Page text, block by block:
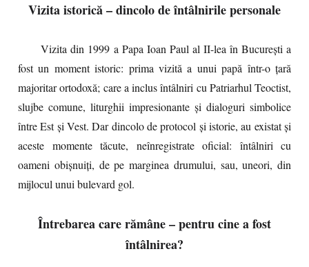
Vizita istorică – dincolo de întâlnirile personale
Vizita din 1999 a Papa Ioan Paul al II-lea în București a
fost un moment istoric: prima vizită a unui papă într-o țară
majoritar ortodoxă; care a inclus întâlniri cu Patriarhul Teoctist,
slujbe comune, liturghii impresionante și dialoguri simbolice
între Est și Vest. Dar dincolo de protocol și istorie, au existat și
aceste momente tăcute, neînregistrate oficial: întâlniri cu
oameni obișnuiți, de pe marginea drumului, sau, uneori, din
mijlocul unui bulevard gol.
Întrebarea care rămâne – pentru cine a fost
întâlnirea?